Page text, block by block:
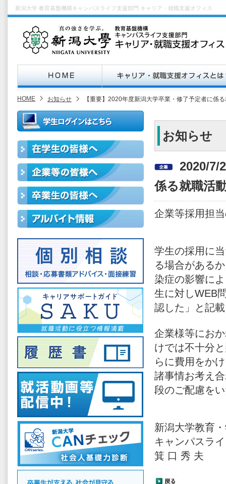
新潟大学 教育基盤機構キャンパスライフ支援部門 キャリア・就職支援オフィス
HOME お知らせ 【重要】2020年度新潟大学卒業・修了予定者に係
お知らせ
2020/7/
係る就職活
企業等採用担
学生の採用に
る場合がある
染症の影響に
生に対しWEB
認した」と記
企業様等にお
けでは不十分
らに費用をか
諸事情お考え
段のご配慮を
新潟大学教育
キャンパスラ
箕 口 秀 夫